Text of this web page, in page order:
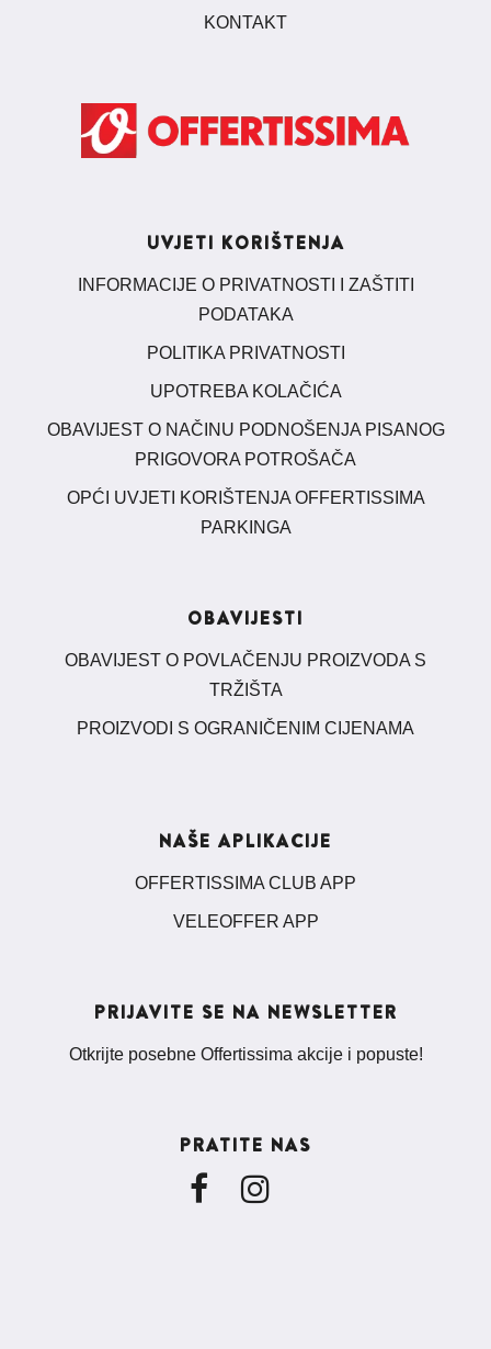
KONTAKT
UVJETI KORIŠTENJA
INFORMACIJE O PRIVATNOSTI I ZAŠTITI
PODATAKA
POLITIKA PRIVATNOSTI
UPOTREBA KOLAČIĆA
OBAVIJEST O NAČINU PODNOŠENJA PISANOG
PRIGOVORA POTROŠAČA
OPĆI UVJETI KORIŠTENJA OFFERTISSIMA
PARKINGA
OBAVIJESTI
OBAVIJEST O POVLAČENJU PROIZVODA S
TRŽIŠTA
PROIZVODI S OGRANIČENIM CIJENAMA
NAŠE APLIKACIJE
OFFERTISSIMA CLUB APP
VELEOFFER APP
PRIJAVITE SE NA NEWSLETTER
Otkrijte posebne Offertissima akcije i popuste!
PRATITE NAS